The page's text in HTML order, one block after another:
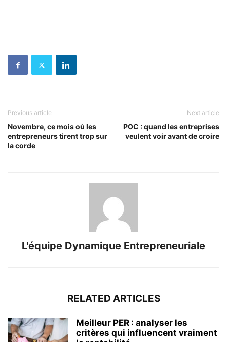
Previous article
Novembre, ce mois où les
entrepreneurs tirent trop sur
la corde
Next article
POC : quand les entreprises
veulent voir avant de croire
L'équipe Dynamique Entrepreneuriale
RELATED ARTICLES
Meilleur PER : analyser les
critères qui influencent vraiment